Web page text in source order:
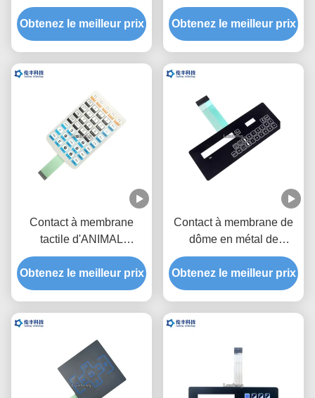
membrane de polyester
pour détecter l'instrument
Obtenez le meilleur prix
commutateur tactile de
dôme en métal de
lancement de 1.0mm
Obtenez le meilleur prix
Contact à membrane
tactile d'ANIMAL
FAMILIER, OEM tactile
de commutateur de dôme
en métal
Obtenez le meilleur prix
Contact à membrane de
dôme en métal de
l'Autotype F150, clavier
numérique tactile de
commutateur d'ANIMAL
Obtenez le meilleur prix